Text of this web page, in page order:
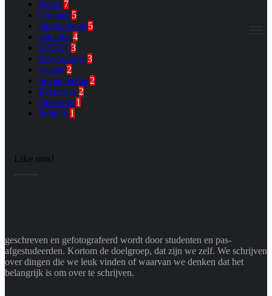
Foto's 7
Culinair 5
international 5
vakantie 4
SPORT 3
Psychologie 3
wonen 2
Social media 2
Recensies 2
Oekraïne 1
Politiek 1
Like ons!
geschreven en gefotografeerd wordt door studenten en pas-
afgestudeerden. Kortom de doelgroep, dat zijn we zelf. We schrijven
over dingen die we leuk vinden of waarvan we denken dat het
belangrijk is om over te schrijven.